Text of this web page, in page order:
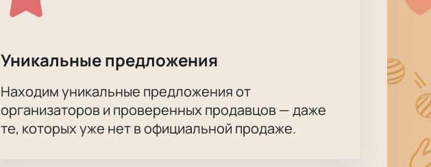
Уникальные предложения
Находим уникальные предложения от
организаторов и проверенных продавцов — даже
те, которых уже нет в официальной продаже.